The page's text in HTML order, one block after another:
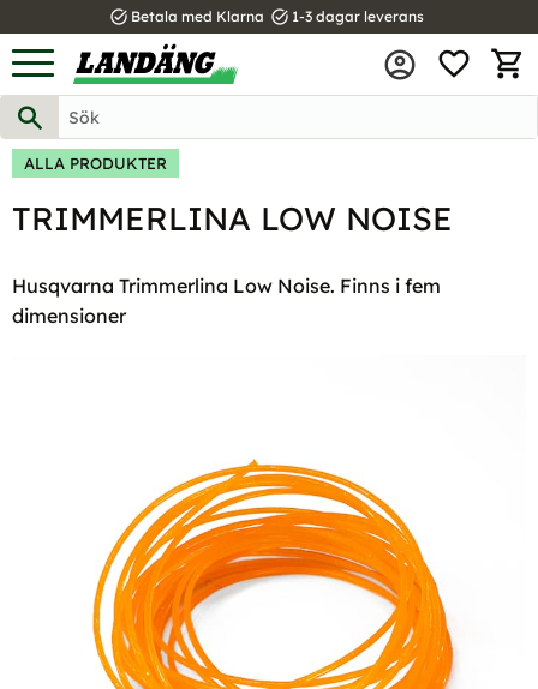
Meny
task_alt Betala med Klarna task_alt 1-3 dagar leverans
ALLA PRODUKTER
TRIMMERLINA LOW NOISE
Husqvarna Trimmerlina Low Noise. Finns i fem
dimensioner